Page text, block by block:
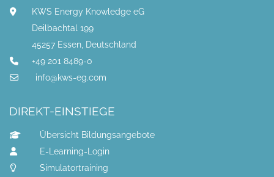
KWS Energy Knowledge eG
Deilbachtal 199
45257 Essen, Deutschland
+49 201 8489-0
info@kws-eg.com
DIREKT-EINSTIEGE
Übersicht Bildungsangebote
E-Learning-Login
Simulatortraining